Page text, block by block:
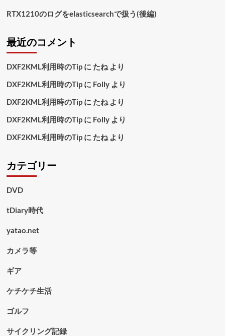
RTX1210のログをelasticsearchで扱う(後編)
最近のコメント
DXF2KML利用時のTipに たねより
DXF2KML利用時のTipに Follyより
DXF2KML利用時のTipに たねより
DXF2KML利用時のTipに Follyより
DXF2KML利用時のTipに たねより
カテゴリー
DVD
tDiary時代
yatao.net
カメラ等
ギア
ケチケチ生活
ゴルフ
サイクリング記録